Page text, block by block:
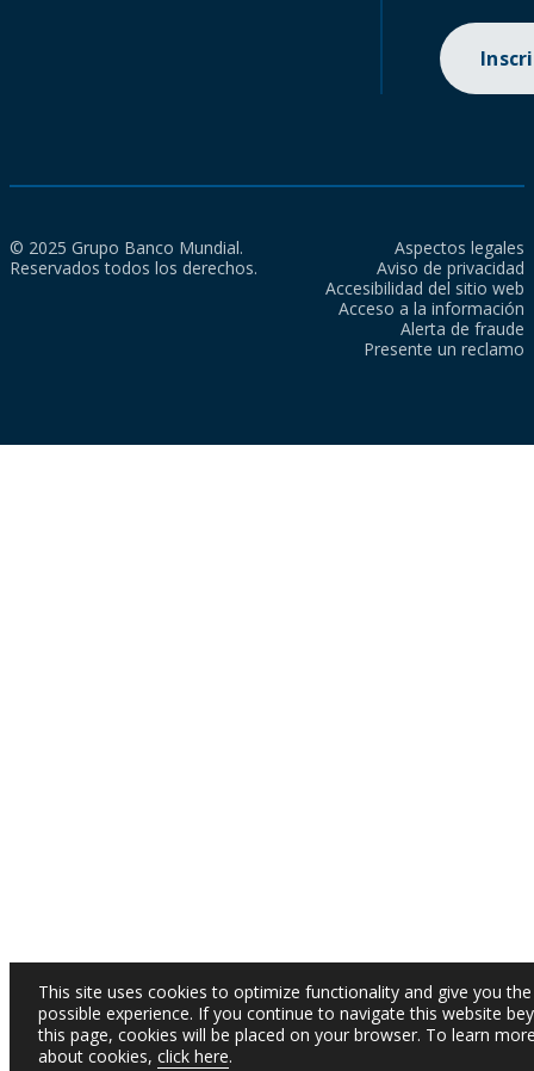
© 2025 Grupo Banco Mundial.
Reservados todos los derechos.
Aspectos legales
Aviso de privacidad
Accesibilidad del sitio web
Acceso a la información
Alerta de fraude
Presente un reclamo
This site uses cookies to optimize functionality and give you
possible experience. If you continue to navigate this website
this page, cookies will be placed on your browser. To learn
about cookies, click here.